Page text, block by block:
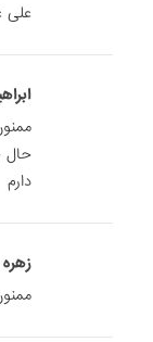
علی
حال
دارم
زهره